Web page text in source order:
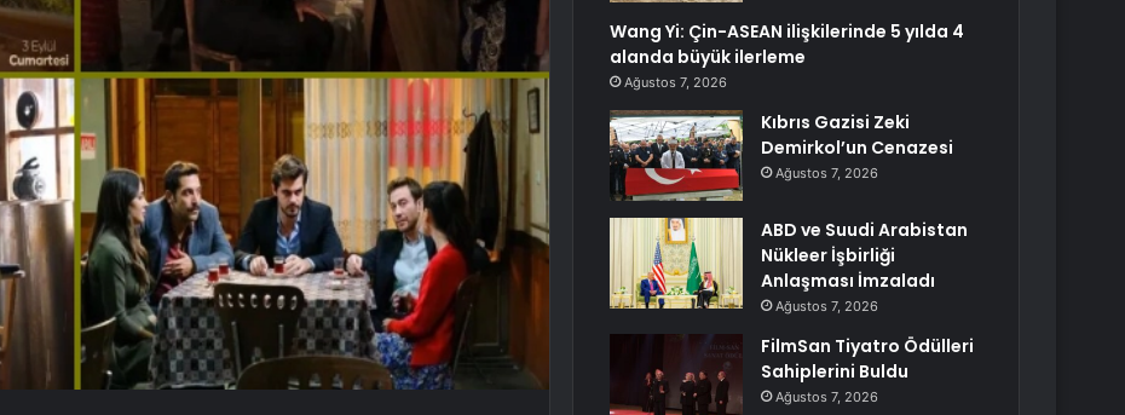
Wang Yi: Çin-ASEAN ilişkilerinde 5 yılda 4
alanda büyük ilerleme
Ağustos 7, 2026
Kıbrıs Gazisi Zeki
Demirkol’un Cenazesi
Ağustos 7, 2026
ABD ve Suudi Arabistan
Nükleer İşbirliği
Anlaşması İmzaladı
Ağustos 7, 2026
FilmSan Tiyatro Ödülleri
Sahiplerini Buldu
Ağustos 7, 2026